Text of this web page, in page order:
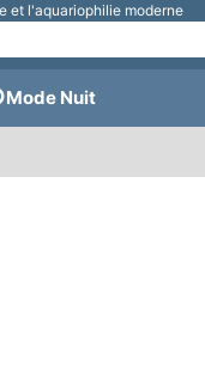
et l'aquariophilie moderne
Mode Nuit